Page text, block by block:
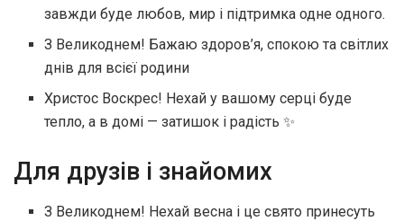
завжди буде любов, мир і підтримка одне одного.
З Великоднем! Бажаю здоров’я, спокою та світлих
днів для всієї родини
Христос Воскрес! Нехай у вашому серці буде
тепло, а в домі — затишок і радість ✨
Для друзів і знайомих
З Великоднем! Нехай весна і це свято принесуть